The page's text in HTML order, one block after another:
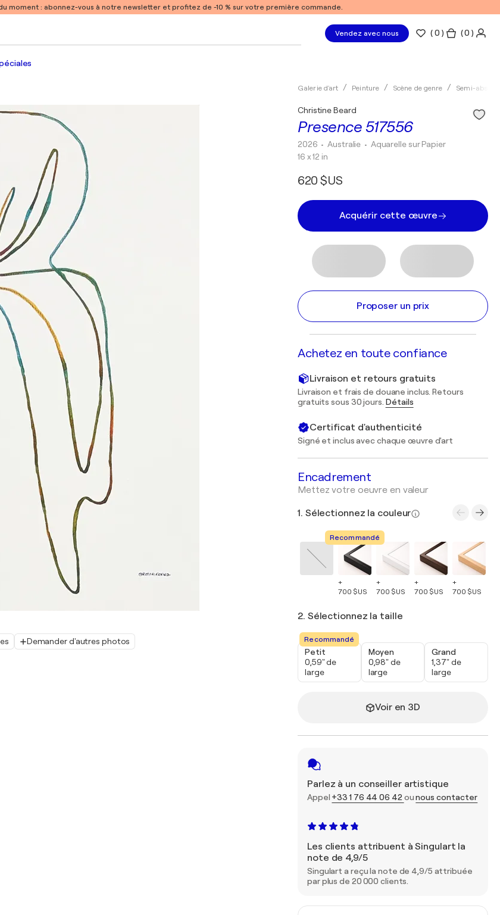
moment : abonnez-vous à notre newsletter et profitez de -10 % sur votre première commande.
Vendez avec nous (0 ) ( 0 )
Demander d'autres photos
Galerie d'art Peinture Scène de genre Semi-
Presence 517556
Christine Beard
2026 • Australie • Aquarelle sur Papier
16 x 12 in
620 $US
Acquérir cette œuvre
Proposer un prix
Achetez en toute confiance
Livraison et retours gratuits
Livraison et frais de douane inclus. Retours
gratuits sous 30 jours. Détails
Certificat d'authenticité
Signé et inclus avec chaque œuvre d'art
Encadrement
Mettez votre oeuvre en valeur
1. Sélectionnez la couleur
Recommandé
+
700 $US
+
700 $US
+
700 $US
+
700 $US
2. Sélectionnez la taille
Recommandé
Petit
0,59" de
large
Moyen
0,98" de
large
Grand
1,37" de
large
Voir en 3D
Parlez à un conseiller artistique
Appel +33 1 76 44 06 42 ounous contacter
Les clients attribuent à Singulart la
note de 4,9/5
Singulart a reçu la note de 4,9/5 attribuée
par plus de 20 000 clients.